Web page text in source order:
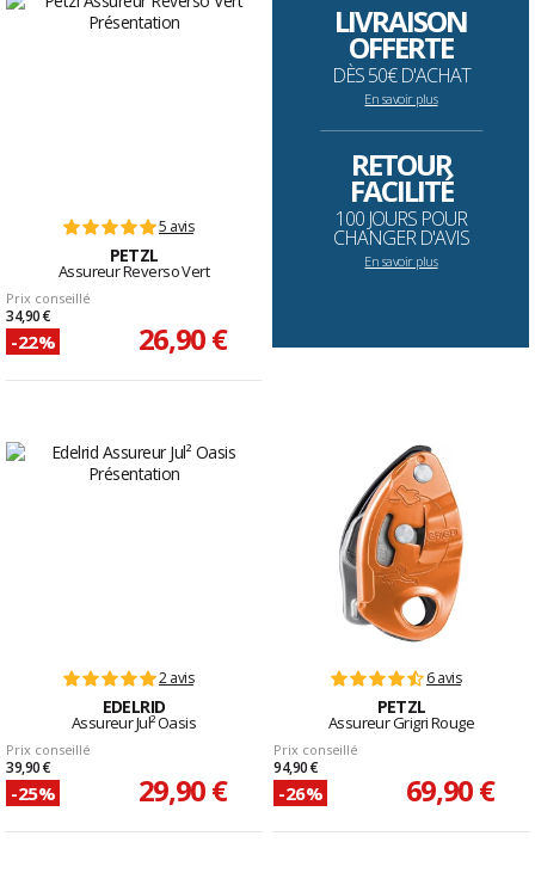
5 avis
PETZL
Assureur Reverso Vert
Prix conseillé
34,90 €
-22% 26,90 €
LIVRAISON
OFFERTE
DÈS 50€ D'ACHAT
En savoir plus
--------------------------------------------------------------------
RETOUR
FACILITÉ
100 JOURS POUR
CHANGER D'AVIS
En savoir plus
2 avis
EDELRID
Assureur Jul² Oasis
Prix conseillé
39,90 €
-25% 29,90 €
6 avis
PETZL
Assureur Grigri Rouge
Prix conseillé
94,90 €
-26% 69,90 €